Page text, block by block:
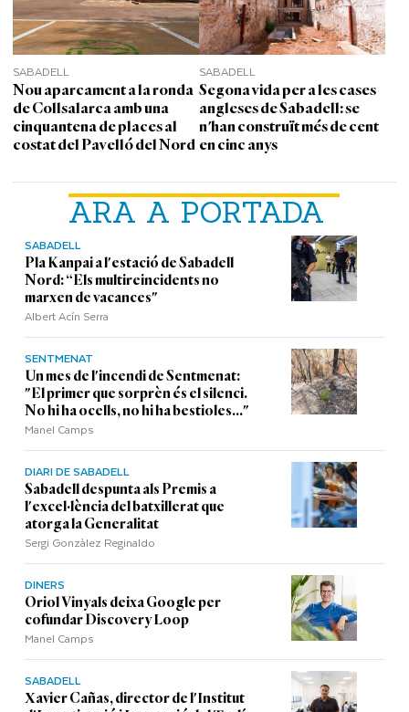
ARA A PORTADA
SABADELL
Pla Kanpai a l'estació de Sabadell
Nord: “Els multireincidents no
marxen de vacances"
Albert Acín Serra
SENTMENAT
Un mes de l'incendi de Sentmenat:
"El primer que sorprèn és el silenci.
No hi ha ocells, no hi ha bestioles..."
Manel Camps
DIARI DE SABADELL
Sabadell despunta als Premis a
l'excel·lència del batxillerat que
atorga la Generalitat
Sergi Gonzàlez Reginaldo
DINERS
Oriol Vinyals deixa Google per
cofundar Discovery Loop
Manel Camps
SABADELL
Xavier Cañas, director de l'Institut
SABADELL
Nou aparcament a la ronda
de Collsalarca amb una
cinquantena de places al
costat del Pavelló del Nord
SABADELL
Segona vida per a les cases
angleses de Sabadell: se
n'han construït més de cent
en cinc anys